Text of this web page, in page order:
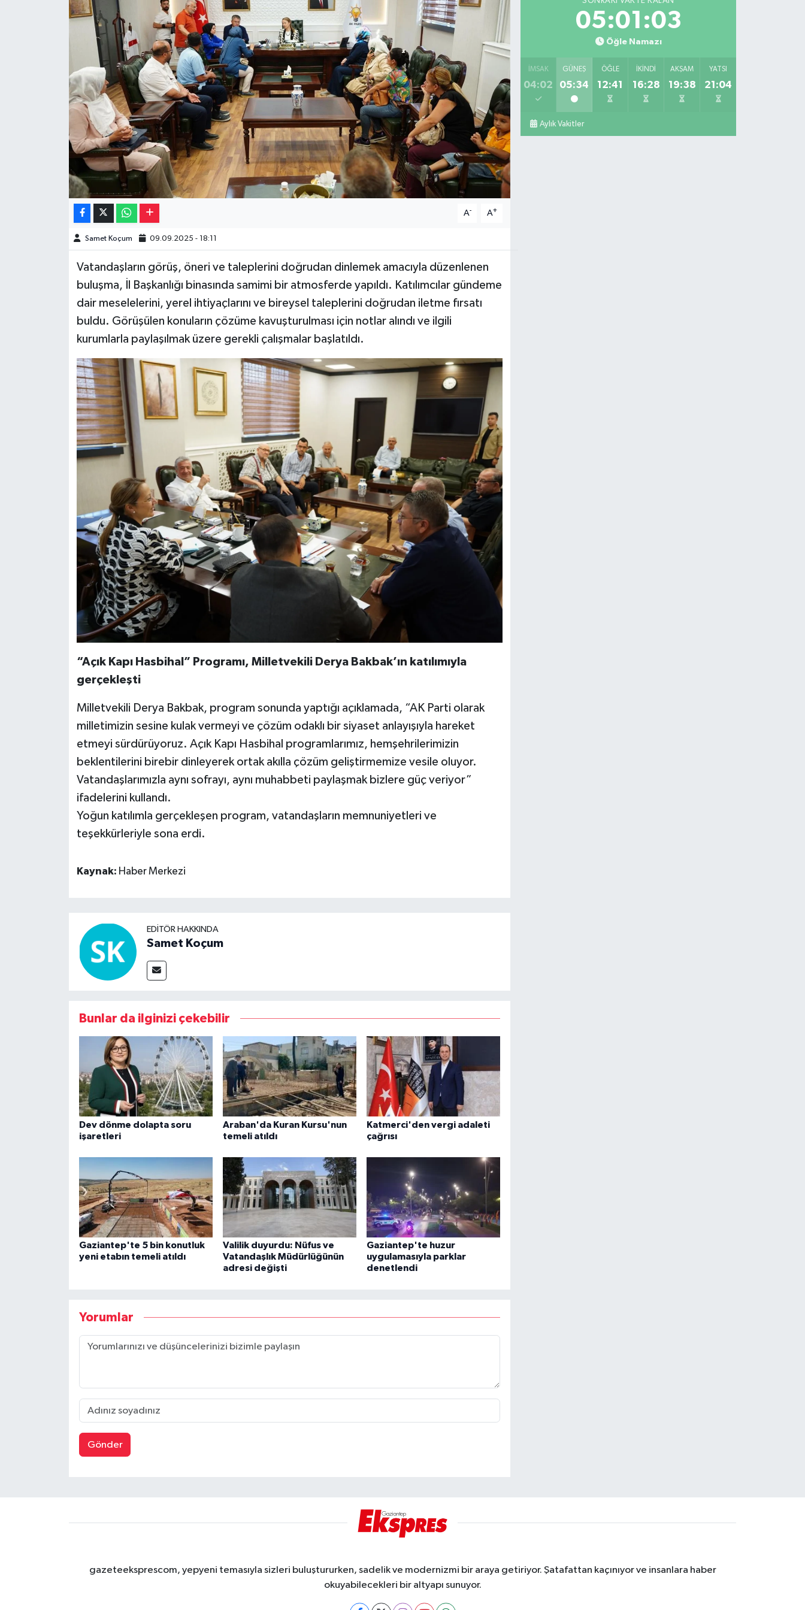
A- A+
Samet Koçum 09.09.2025 - 18:11
Vatandaşların görüş, öneri ve taleplerini doğrudan dinlemek amacıyla düzenlenen
buluşma, İl Başkanlığı binasında samimi bir atmosferde yapıldı. Katılımcılar gündeme
dair meselelerini, yerel ihtiyaçlarını ve bireysel taleplerini doğrudan iletme fırsatı
buldu. Görüşülen konuların çözüme kavuşturulması için notlar alındı ve ilgili
kurumlarla paylaşılmak üzere gerekli çalışmalar başlatıldı.
“Açık Kapı Hasbihal” Programı, Milletvekili Derya Bakbak’ın katılımıyla
gerçekleşti
Milletvekili Derya Bakbak, program sonunda yaptığı açıklamada, “AK Parti olarak
milletimizin sesine kulak vermeyi ve çözüm odaklı bir siyaset anlayışıyla hareket
etmeyi sürdürüyoruz. Açık Kapı Hasbihal programlarımız, hemşehrilerimizin
beklentilerini birebir dinleyerek ortak akılla çözüm geliştirmemize vesile oluyor.
Vatandaşlarımızla aynı sofrayı, aynı muhabbeti paylaşmak bizlere güç veriyor”
ifadelerini kullandı.
Yoğun katılımla gerçekleşen program, vatandaşların memnuniyetleri ve
teşekkürleriyle sona erdi.
Kaynak: Haber Merkezi
EDITÖR HAKKINDA
Samet Koçum
Bunlar da ilginizi çekebilir
Dev dönme dolapta soru
işaretleri
Araban'da Kuran Kursu'nun
temeli atıldı
Katmerci'den vergi adaleti
çağrısı
Gaziantep'te 5 bin konutluk
yeni etabın temeli atıldı
Valilik duyurdu: Nüfus ve
Vatandaşlık Müdürlüğünün
adresi değişti
Gaziantep'te huzur
uygulamasıyla parklar
denetlendi
Yorumlar
Gönder
05:01:02
Öğle Namazı
İMSAK
04:02
GÜNEŞ
05:34
ÖĞLE
12:41
İKINDI
16:28
AKŞAM
19:38
YATSI
21:04
Aylık Vakitler
gazeteeksprescom, yepyeni temasıyla sizleri buluştururken, sadelik ve modernizmi bir araya getiriyor. Şatafattan kaçınıyor ve insanlara haber
okuyabilecekleri bir altyapı sunuyor.
Resmi İlanlar
Sinemalar
Siyaset
Teknoloji
Video Haber
Yeme-İçme